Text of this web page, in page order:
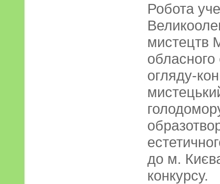
Робота
мистецтв
обласного
огляду-
до м. Києва
конкурсу.